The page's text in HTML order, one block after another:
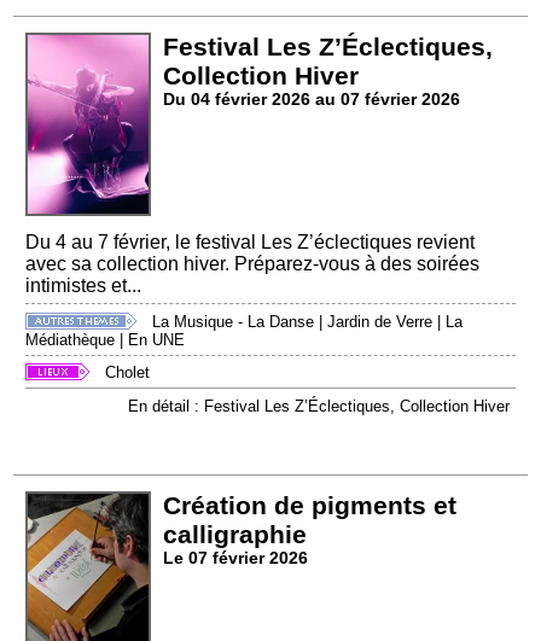
Festival Les Z’Éclectiques,
Collection Hiver
Du 04 février 2026 au 07 février 2026
Du 4 au 7 février, le festival Les Z’éclectiques revient
avec sa collection hiver. Préparez-vous à des soirées
intimistes et...
La Musique - La Danse |Jardin de Verre | La
Médiathèque | En UNE
Cholet
En détail : Festival Les Z’Éclectiques, Collection Hiver
Création de pigments et
calligraphie
Le 07 février 2026